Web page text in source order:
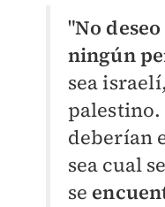
"No
ningún
sea
deberían
sea cual
se